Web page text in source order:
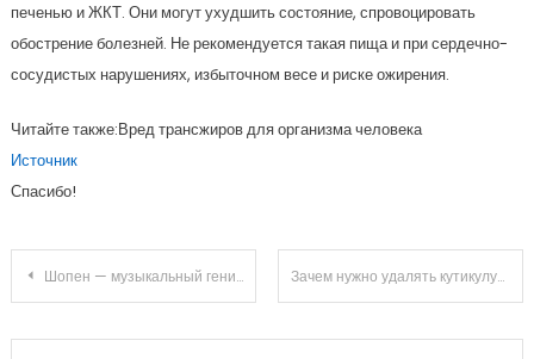
печенью и ЖКТ. Они могут ухудшить состояние, спровоцировать
обострение болезней. Не рекомендуется такая пища и при сердечно-
сосудистых нарушениях, избыточном весе и риске ожирения.
Читайте также:Вред трансжиров для организма человека
Источник
Спасибо!
Навигация
по
Шопен — музыкальный гений и икона романтической эпохи. Биография, творчество и великое наследие великого композитора Зачем нужно удалять кутикулу?